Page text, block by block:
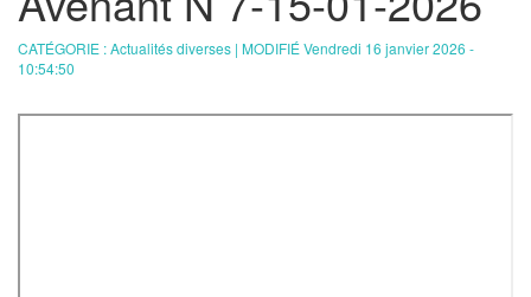
CATÉGORIE : Actualités diverses | MODIFIÉ Vendredi 16 janvier 2026 -
10:54:50